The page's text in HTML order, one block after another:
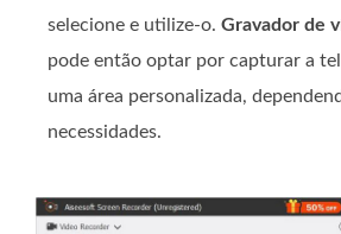
selecione e utilize-o. Gravador de
pode então optar por capturar a
uma área personalizada,
necessidades.